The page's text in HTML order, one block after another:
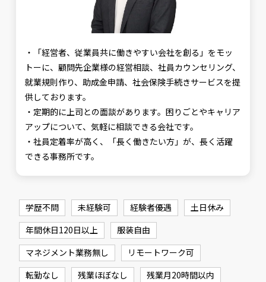
・「経営者、従業員共に働きやすい会社を創る」をモッ
トーに、顧問先企業様の経営相談、社員カウンセリング、
就業規則作り、助成金申請、社会保険手続きサービスを提
供しております。
・定期的に上司との面談があります。困りごとやキャリア
アップについて、気軽に相談できる会社です。
・社員定着率が高く、「長く働きたい方」が、長く活躍
できる事務所です。
学歴不問 未経験可 経験者優遇
土日休み
年間休日120日以上
服装自由
マネジメント業務無し
リモートワーク可
転勤なし
残業ほぼなし
残業月20時間以内